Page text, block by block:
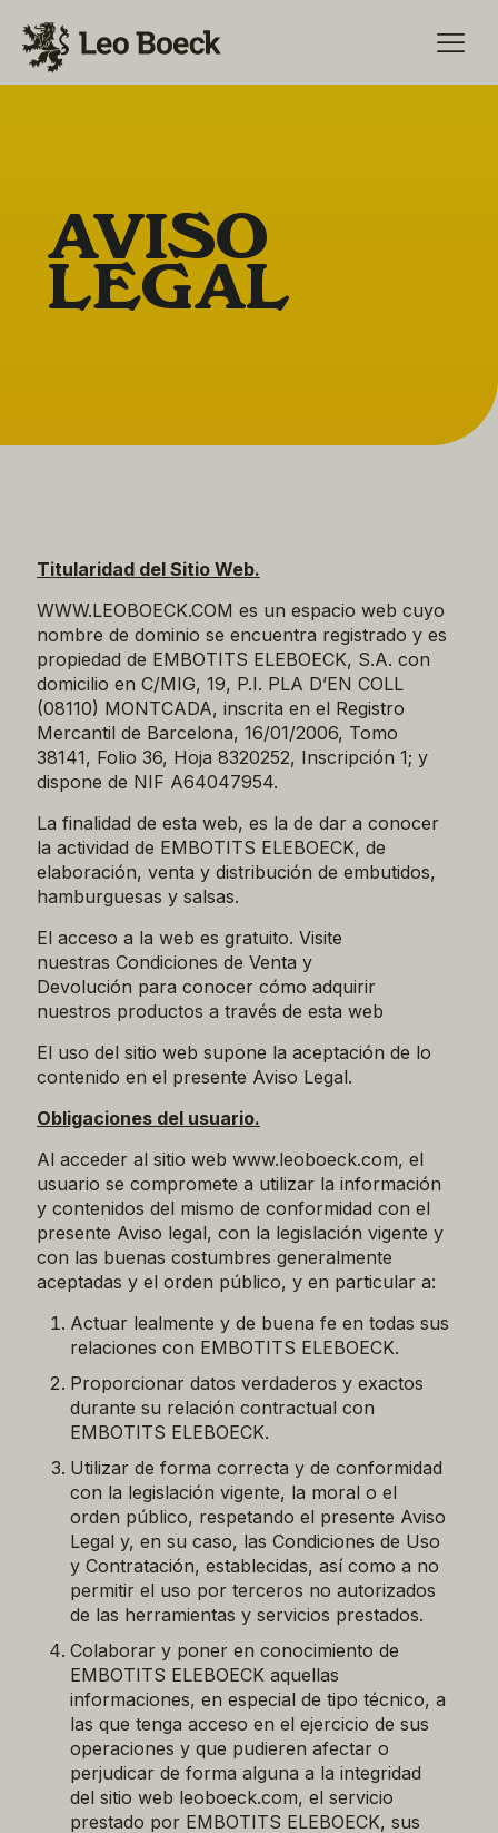
AVISO
LEGAL
Titularidad del Sitio Web.
WWW.LEOBOECK.COM es un espacio web cuyo
nombre de dominio se encuentra registrado y es
propiedad de EMBOTITS ELEBOECK, S.A. con
domicilio en C/MIG, 19, P.I. PLA D’EN COLL
(08110) MONTCADA, inscrita en el Registro
Mercantil de Barcelona, 16/01/2006, Tomo
38141, Folio 36, Hoja 8320252, Inscripción 1; y
dispone de NIF A64047954.
La finalidad de esta web, es la de dar a conocer
la actividad de EMBOTITS ELEBOECK, de
elaboración, venta y distribución de embutidos,
hamburguesas y salsas.
El acceso a la web es gratuito. Visite
nuestras Condiciones de Venta y
Devolución para conocer cómo adquirir
nuestros productos a través de esta web
El uso del sitio web supone la aceptación de lo
contenido en el presente Aviso Legal.
Obligaciones del usuario.
Al acceder al sitio web www.leoboeck.com, el
usuario se compromete a utilizar la información
y contenidos del mismo de conformidad con el
presente Aviso legal, con la legislación vigente y
con las buenas costumbres generalmente
aceptadas y el orden público, y en particular a:
Actuar lealmente y de buena fe en todas sus
relaciones con EMBOTITS ELEBOECK.
Proporcionar datos verdaderos y exactos
durante su relación contractual con
EMBOTITS ELEBOECK.
Utilizar de forma correcta y de conformidad
con la legislación vigente, la moral o el
orden público, respetando el presente Aviso
Legal y, en su caso, las Condiciones de Uso
y Contratación, establecidas, así como a no
permitir el uso por terceros no autorizados
de las herramientas y servicios prestados.
Colaborar y poner en conocimiento de
EMBOTITS ELEBOECK aquellas
informaciones, en especial de tipo técnico, a
las que tenga acceso en el ejercicio de sus
operaciones y que pudieren afectar o
perjudicar de forma alguna a la integridad
del sitio web leoboeck.com, el servicio
prestado por EMBOTITS ELEBOECK, sus